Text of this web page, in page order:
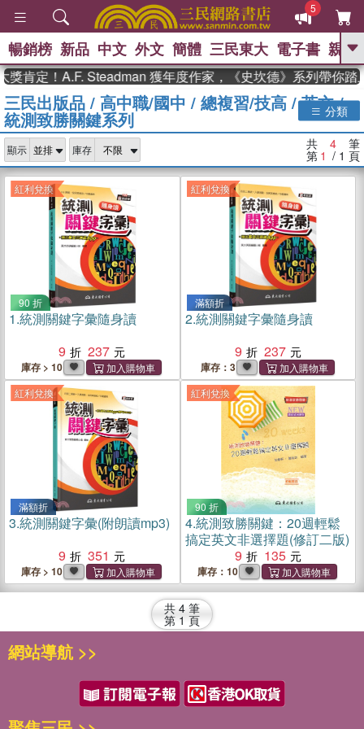
5
GO
熱搜： 東野圭吾 、 高希均教授回憶錄
、 、 、 如果歷
史是一群喵 、 暑期推薦 、 國際布克
台灣的李
登輝時代 、 數學女孩：黎曼猜想 、
偉大的迷走神經
暢銷榜 新品 中文 外文 簡體 三民東大 電子書 親子
肯定！A.F. Steadman 獲年度作家，《史坎德》系列帶你踏
三民出版品 / 高中職/國中 / 總複習/技高 /英文/
統測致勝關鍵系列 分類
顯示 庫存 共 4 筆
第 1 / 1 頁
紅利兌換
90 折
1.統測關鍵字彙隨身讀
9
237
庫存 > 10
紅利兌換
滿額折
2.統測關鍵字彙隨身讀
9
237
庫存：3
紅利兌換
滿額折
3.統測關鍵字彙(附朗讀mp3)
9
351
庫存 > 10
紅利兌換
90 折
4.統測致勝關鍵：20週輕鬆
搞定英文非選擇題(修訂二版)
9
135
庫存：10
共 4 筆
第 1 頁
網站導航 >>